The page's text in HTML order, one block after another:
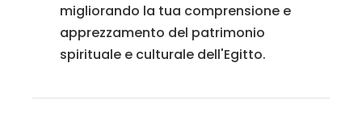
migliorando la tua comprensione e
apprezzamento del patrimonio
spirituale e culturale dell'Egitto.